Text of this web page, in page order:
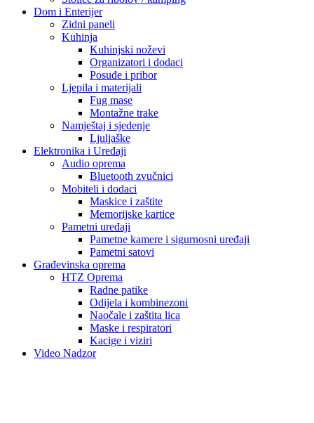
Dom i Enterijer
Zidni paneli
Kuhinja
Kuhinjski noževi
Organizatori i dodaci
Posuđe i pribor
Ljepila i materijali
Fug mase
Montažne trake
Namještaj i sjedenje
Ljuljaške
Elektronika i Uređaji
Audio oprema
Bluetooth zvučnici
Mobiteli i dodaci
Maskice i zaštite
Memorijske kartice
Pametni uređaji
Pametne kamere i sigurnosni uređaji
Pametni satovi
Građevinska oprema
HTZ Oprema
Radne patike
Odijela i kombinezoni
Naočale i zaštita lica
Maske i respiratori
Kacige i viziri
Video Nadzor